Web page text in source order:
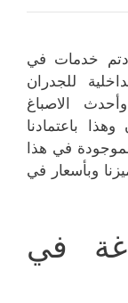
خدمات في
للجدران
الاصباغ
باعتمادنا
في هذا
وبأسعار في
في